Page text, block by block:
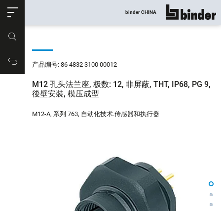
购物车
binder CHINA 显示所有
产品编号: 86 4832 3100 00012
M12 孔头法兰座, 极数: 12, 非屏蔽, THT, IP68, PG 9,
後壁安裝, 模压成型
M12-A, 系列 763, 自动化技术.传感器和执行器